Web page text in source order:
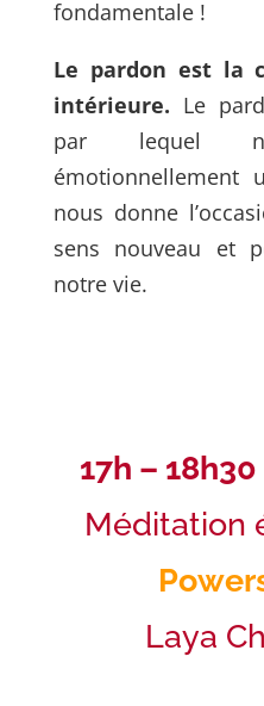
fondamentale !
Le pardon est la
intérieure. Le
par lequel
émotionnellement
nous donne
sens nouveau et
notre vie.
17h –
Méditation
Laya